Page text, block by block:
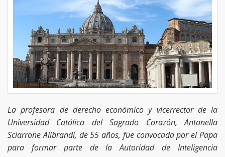
La profesora de derecho económico y vicerrector de la
Universidad Católica del Sagrado Corazón, Antonella
Sciarrone Alibrandi, de 55 años, fue convocada por el Papa
para formar parte de la Autoridad de Inteligencia